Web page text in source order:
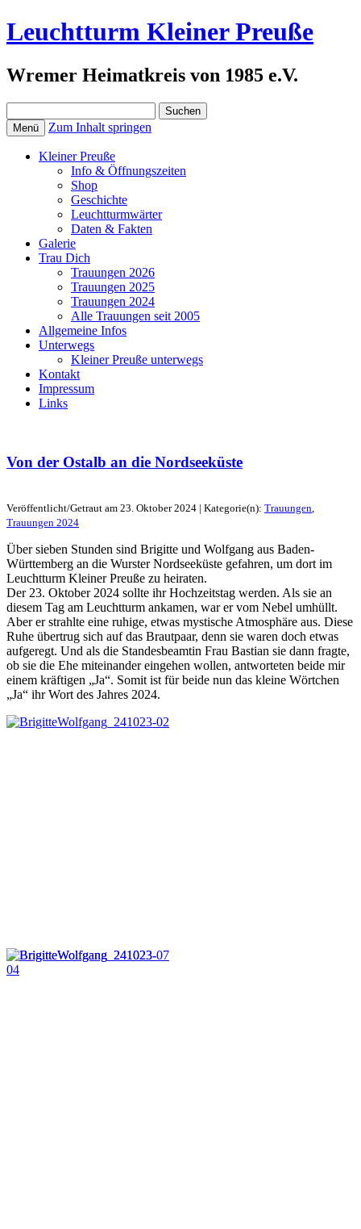
Leuchtturm Kleiner Preuße
Wremer Heimatkreis von 1985 e.V.
nach:
Menü Zum Inhalt springen
Kleiner Preuße
Info & Öffnungszeiten
Shop
Geschichte
Leuchtturmwärter
Daten & Fakten
Galerie
Trau Dich
Trauungen 2026
Trauungen 2025
Trauungen 2024
Alle Trauungen seit 2005
Allgemeine Infos
Unterwegs
Kleiner Preuße unterwegs
Kontakt
Impressum
Links
Von der Ostalb an die Nordseeküste
Veröffentlicht/Getraut am 23. Oktober 2024 | Kategorie(n): Trauungen,
Trauungen 2024
Über sieben Stunden sind Brigitte und Wolfgang aus Baden-
Württemberg an die Wurster Nordseeküste gefahren, um dort im
Leuchtturm Kleiner Preuße zu heiraten.
Der 23. Oktober 2024 sollte ihr Hochzeitstag werden. Als sie an
diesem Tag am Leuchtturm ankamen, war er vom Nebel umhüllt.
Aber er strahlte eine ruhige, etwas mystische Atmosphäre aus. Diese
Ruhe übertrug sich auf das Brautpaar, denn sie waren doch etwas
aufgeregt. Und als die Standesbeamtin Frau Bastian sie dann fragte,
ob sie die Ehe miteinander eingehen wollen, antworteten beide mir
einem kräftigen „Ja“. Somit ist für beide nun das kleine Wörtchen
„Ja“ ihr Wort des Jahres 2024.